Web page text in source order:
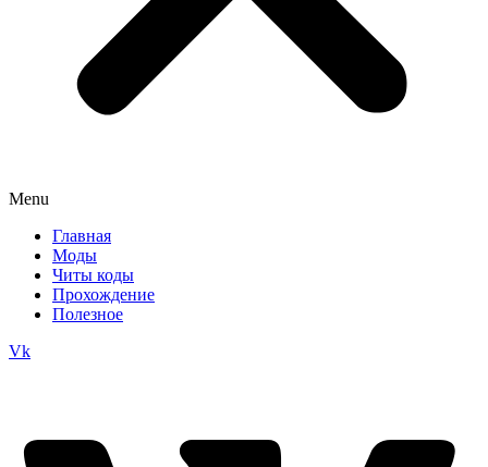
Menu
Главная
Моды
Читы коды
Прохождение
Полезное
Vk